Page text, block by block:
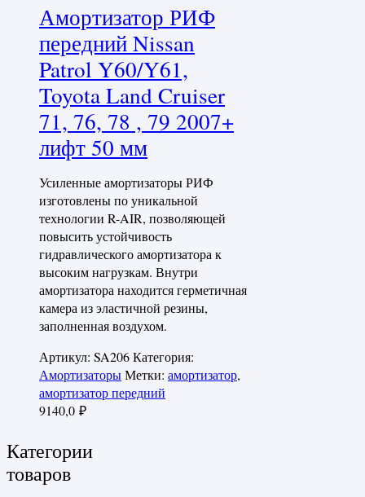
Амортизатор РИФ
передний Nissan
Patrol Y60/Y61,
Toyota Land Cruiser
71, 76, 78 , 79 2007+
лифт 50 мм
Усиленные амортизаторы РИФ
изготовлены по уникальной
технологии R-AIR, позволяющей
повысить устойчивость
гидравлического амортизатора к
высоким нагрузкам. Внутри
амортизатора находится герметичная
камера из эластичной резины,
заполненная воздухом.
Артикул: SA206Категория:
АмортизаторыМетки: амортизатор,
амортизатор передний
9140,0 ₽
Категории
товаров